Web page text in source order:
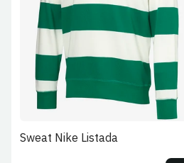
S XL 2XL
Sweat Nike Listada